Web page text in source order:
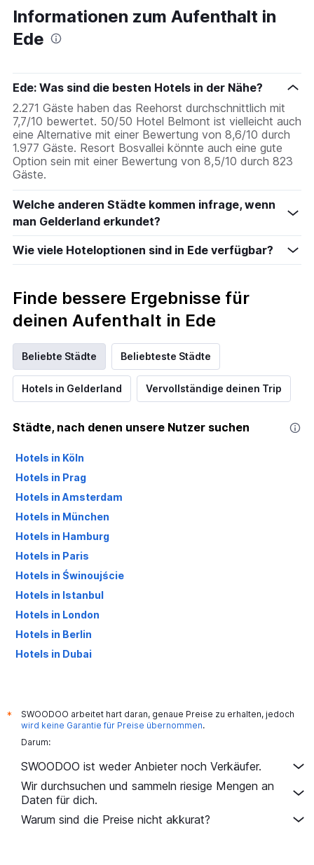
Informationen zum Aufenthalt in
Ede
Ede: Was sind die besten Hotels in der Nähe?
2.271 Gäste haben das Reehorst durchschnittlich mit
7,7/10 bewertet. 50/50 Hotel Belmont ist vielleicht auch
eine Alternative mit einer Bewertung von 8,6/10 durch
1.977 Gäste. Resort Bosvallei könnte auch eine gute
Option sein mit einer Bewertung von 8,5/10 durch 823
Gäste.
Welche anderen Städte kommen infrage, wenn
man Gelderland erkundet?
Wie viele Hoteloptionen sind in Ede verfügbar?
Finde bessere Ergebnisse für
deinen Aufenthalt in Ede
Beliebte Städte Beliebteste Städte
Hotels in Gelderland Vervollständige deinen Trip
Städte, nach denen unsere Nutzer suchen
Hotels in Köln
Hotels in Prag
Hotels in Amsterdam
Hotels in München
Hotels in Hamburg
Hotels in Paris
Hotels in Świnoujście
Hotels in Istanbul
Hotels in London
Hotels in Berlin
Hotels in Dubai
*
SWOODOO arbeitet hart daran, genaue Preise zu erhalten, jedoch
wird keine Garantie für Preise übernommen.
Darum:
SWOODOO ist weder Anbieter noch Verkäufer.
Wir durchsuchen und sammeln riesige Mengen an
Daten für dich.
Warum sind die Preise nicht akkurat?